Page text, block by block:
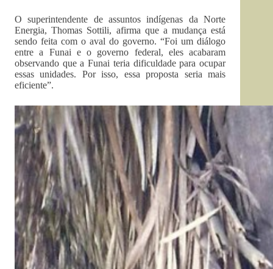
O superintendente de assuntos indígenas da Norte
Energia, Thomas Sottili, afirma que a mudança está
sendo feita com o aval do governo. “Foi um diálogo
entre a Funai e o governo federal, eles acabaram
observando que a Funai teria dificuldade para ocupar
essas unidades. Por isso, essa proposta seria mais
eficiente”.